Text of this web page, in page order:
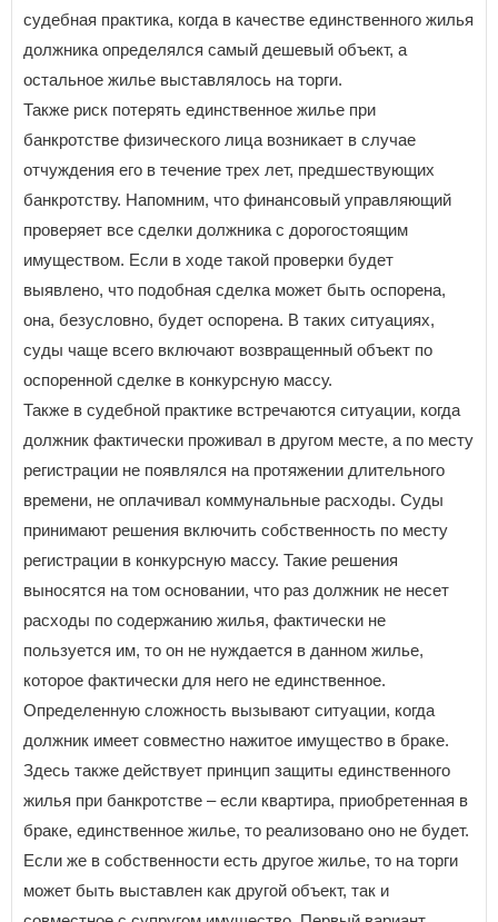
Х
Хабаровский край
Ханты-Мансийский автономный округ - Югра
Ч
Челябинская область
Чеченская Республика
Чукотский автономный округ
Я
Ямало-Ненецкий автономный округ
судебная практика, когда в качестве единственного жилья
должника определялся самый дешевый объект, а
остальное жилье выставлялось на торги.
Также риск потерять единственное жилье при
банкротстве физического лица возникает в случае
отчуждения его в течение трех лет, предшествующих
банкротству. Напомним, что финансовый управляющий
проверяет все сделки должника с дорогостоящим
имуществом. Если в ходе такой проверки будет
выявлено, что подобная сделка может быть оспорена,
она, безусловно, будет оспорена. В таких ситуациях,
суды чаще всего включают возвращенный объект по
оспоренной сделке в конкурсную массу.
Также в судебной практике встречаются ситуации, когда
должник фактически проживал в другом месте, а по месту
регистрации не появлялся на протяжении длительного
времени, не оплачивал коммунальные расходы. Суды
принимают решения включить собственность по месту
регистрации в конкурсную массу. Такие решения
выносятся на том основании, что раз должник не несет
расходы по содержанию жилья, фактически не
пользуется им, то он не нуждается в данном жилье,
которое фактически для него не единственное.
Определенную сложность вызывают ситуации, когда
должник имеет совместно нажитое имущество в браке.
Здесь также действует принцип защиты единственного
жилья при банкротстве – если квартира, приобретенная в
браке, единственное жилье, то реализовано оно не будет.
Если же в собственности есть другое жилье, то на торги
может быть выставлен как другой объект, так и